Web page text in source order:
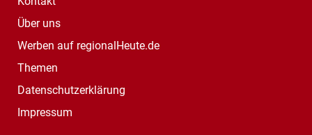
Über uns
Werben auf regionalHeute.de
Themen
Datenschutzerklärung
Impressum